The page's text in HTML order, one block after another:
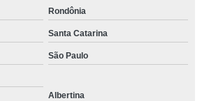
Rondônia
Santa Catarina
São Paulo
Albertina